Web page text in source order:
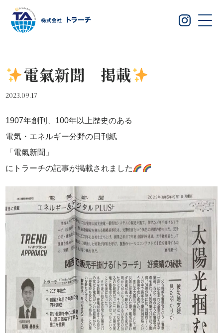
電氣新聞 掲載
2023.09.17
1907年創刊、100年以上歴史のある
電気・エネルギー分野の日刊紙
「電氣新聞」
にトラーチの記事が掲載されました